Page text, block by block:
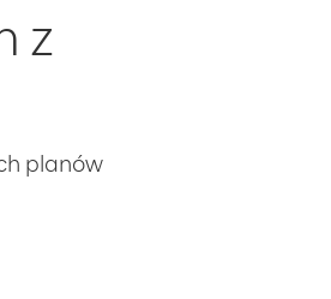
z
planów